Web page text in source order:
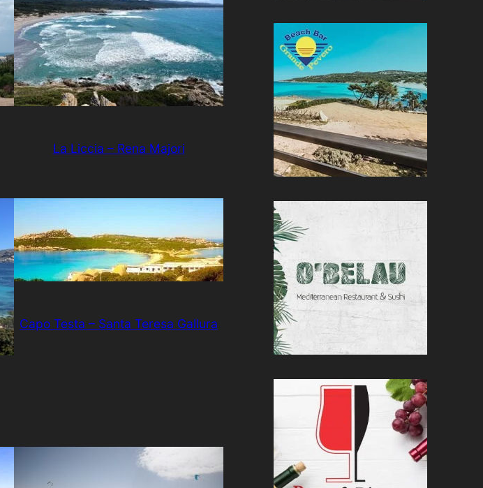
La Liccia – Rena Majori
Capo Testa – Santa Teresa Gallura